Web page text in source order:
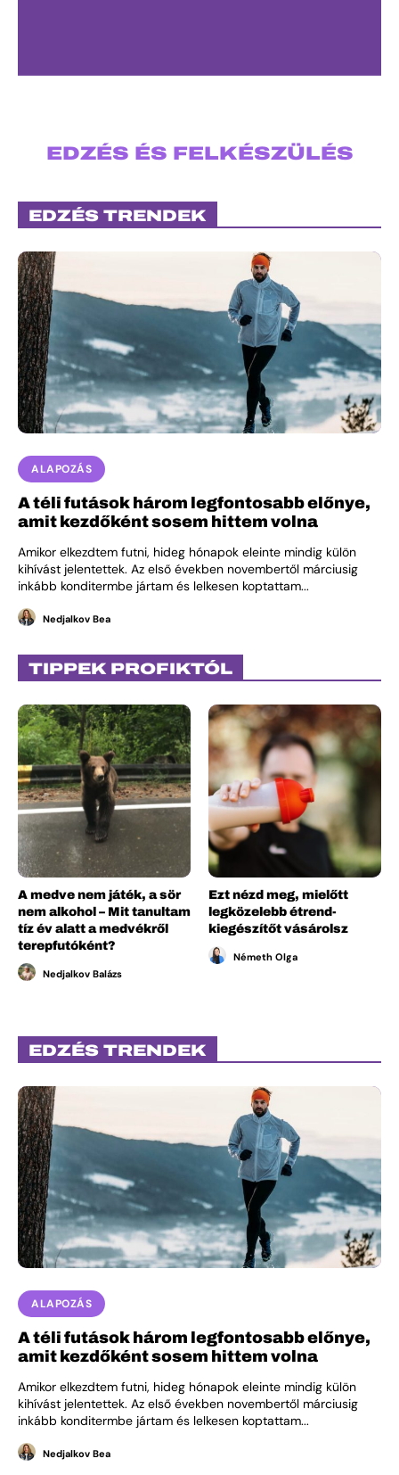
EDZÉS ÉS FELKÉSZÜLÉS
EDZÉS TRENDEK
ALAPOZÁS
A téli futások három legfontosabb előnye,
amit kezdőként sosem hittem volna
Amikor elkezdtem futni, hideg hónapok eleinte mindig külön
kihívást jelentettek. Az első években novembertől márciusig
inkább konditermbe jártam és lelkesen koptattam...
Nedjalkov Bea
TIPPEK PROFIKTÓL
A medve nem játék, a sör
nem alkohol – Mit tanultam
tíz év alatt a medvékről
terepfutóként?
Nedjalkov Balázs
Ezt nézd meg, mielőtt
legközelebb étrend-
kiegészítőt vásárolsz
Németh Olga
EDZÉS TRENDEK
ALAPOZÁS
A téli futások három legfontosabb előnye,
amit kezdőként sosem hittem volna
Amikor elkezdtem futni, hideg hónapok eleinte mindig külön
kihívást jelentettek. Az első években novembertől márciusig
inkább konditermbe jártam és lelkesen koptattam...
Nedjalkov Bea